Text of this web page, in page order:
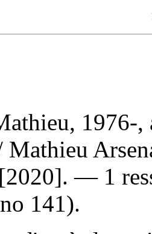
1976-,
Mathieu
— 1
141).